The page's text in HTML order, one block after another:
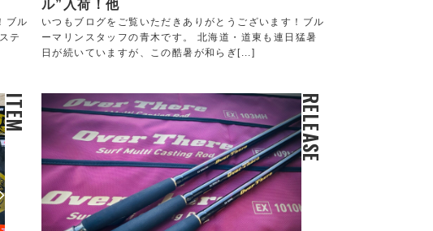
ブル
テ
ル”入荷！他
いつもブログをご覧いただきありがとうございます！ブル
ーマリンスタッフの青木です。 北海道・道東も連日猛暑
日が続いていますが、この酷暑が和らぎ[...]
ITEM RELEASE